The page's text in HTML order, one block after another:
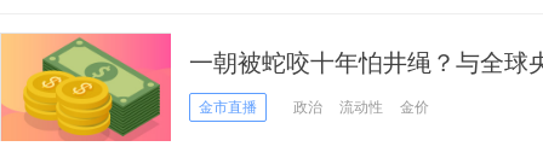
一朝被蛇咬十年怕井绳？与全球
行“冷落”黄金“青睐”美元
金市直播 政治 流动性 金价